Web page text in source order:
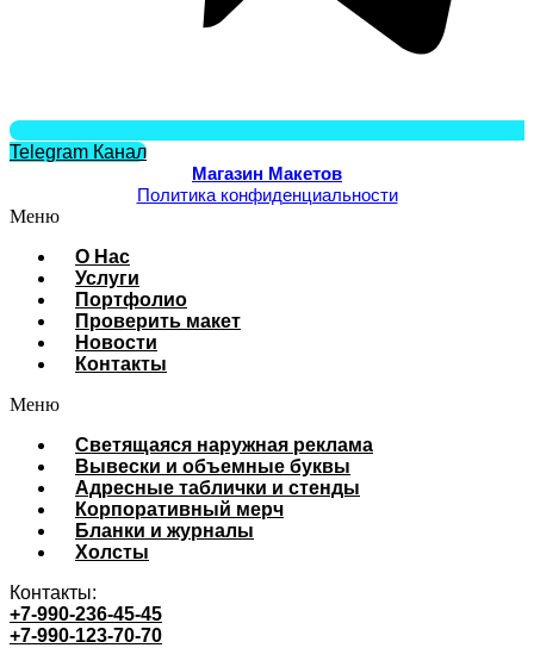
Telegram Канал
Магазин Макетов
Политика конфиденциальности
Меню
О Нас
Услуги
Портфолио
Проверить макет
Новости
Контакты
Меню
Cветящаяся наружная реклама
Вывески и объемные буквы
Адресные таблички и стенды
Корпоративный мерч
Бланки и журналы
Холсты
Контакты:
+7-990-236-45-45
+7-990-123-70-70